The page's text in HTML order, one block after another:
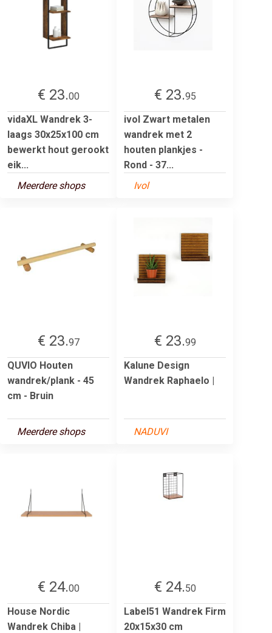
€ 23.00
vidaXL Wandrek 3-
laags 30x25x100 cm
bewerkt hout gerookt
eik...
Meerdere shops
€ 23.95
ivol Zwart metalen
wandrek met 2
houten plankjes -
Rond - 37...
Ivol
€ 23.97
QUVIO Houten
wandrek/plank - 45
cm - Bruin
Meerdere shops
€ 23.99
Kalune Design
Wandrek Raphaelo |
NADUVI
€ 24.00
House Nordic
Wandrek Chiba |
€ 24.50
Label51 Wandrek Firm
20x15x30 cm